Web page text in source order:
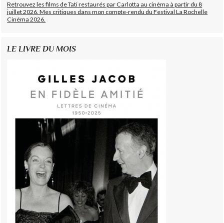
Retrouvez les films de Tati restaurés par Carlotta au cinéma à partir du 8
juillet 2026. Mes critiques dans mon compte-rendu du Festival La Rochelle
Cinéma 2026.
LE LIVRE DU MOIS